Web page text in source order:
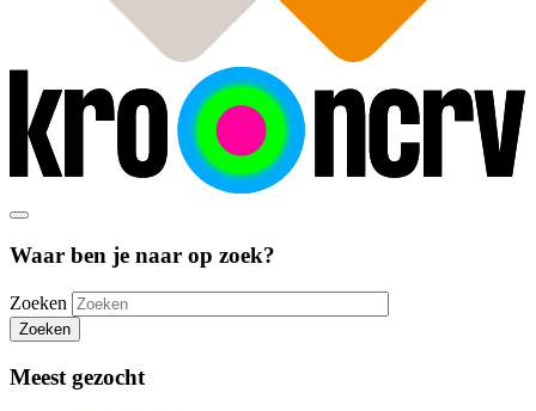
Waar ben je naar op zoek?
Zoeken
Zoeken
Meest gezocht